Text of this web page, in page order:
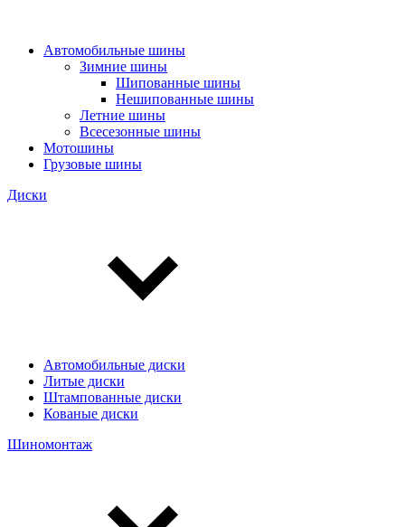
Автомобильные шины
Зимние шины
Шипованные шины
Нешипованные шины
Летние шины
Всесезонные шины
Мотошины
Грузовые шины
Диски
Автомобильные диски
Литые диски
Штампованные диски
Кованые диски
Шиномонтаж